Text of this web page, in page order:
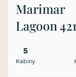
Marimar
Lagoon 421
5
Kabiny